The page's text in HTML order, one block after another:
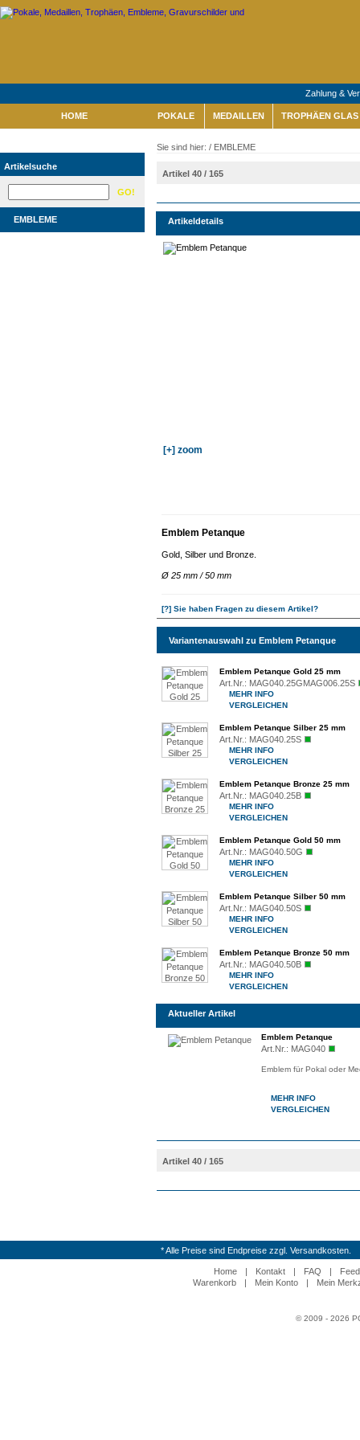
Zahlung &
HOME POKALE MEDAILLEN TROPHÄEN GLAS
Artikelsuche
EMBLEME
Sie sind hier: / EMBLEME
Artikel 40 / 165
Artikeldetails
[+] zoom
Emblem Petanque
Gold, Silber und Bronze.
Ø 25 mm / 50 mm
[?] Sie haben Fragen zu diesem Artikel?
Variantenauswahl zu Emblem Petanque
Emblem Petanque Gold 25 mm
Art.Nr.: MAG040.25GMAG006.25S
MEHR INFO
VERGLEICHEN
Emblem Petanque Silber 25 mm
Art.Nr.: MAG040.25S
MEHR INFO
VERGLEICHEN
Emblem Petanque Bronze 25 mm
Art.Nr.: MAG040.25B
MEHR INFO
VERGLEICHEN
Emblem Petanque Gold 50 mm
Art.Nr.: MAG040.50G
MEHR INFO
VERGLEICHEN
Emblem Petanque Silber 50 mm
Art.Nr.: MAG040.50S
MEHR INFO
VERGLEICHEN
Emblem Petanque Bronze 50 mm
Art.Nr.: MAG040.50B
MEHR INFO
VERGLEICHEN
Aktueller Artikel
Emblem Petanque
Art.Nr.: MAG040
Emblem für Pokal oder
MEHR INFO
VERGLEICHEN
Artikel 40 / 165
* Alle Preise sind Endpreise zzgl. Versandkosten.
Home | Kontakt | FAQ |
Warenkorb
| Mein Konto | Mein
© 2009 - 2026